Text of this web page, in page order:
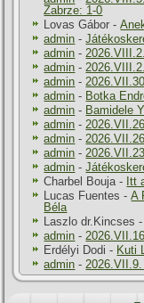
Zabrze: 1-0
Lovas Gábor -
admin -
admin -
admin -
admin -
admin - Botka
admin - Bamidele
admin -
admin -
admin -
admin -
Charbel Bouja - Itt
Lucas Fuentes -A
Béla
Laszlo dr.Kincses
admin -
Erdélyi Dodi - Kuti
admin -